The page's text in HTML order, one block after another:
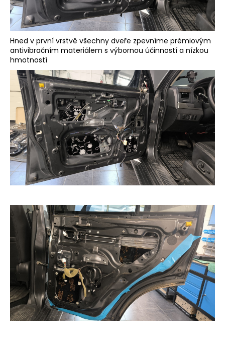
Hned v první vrstvě všechny dveře zpevníme prémiovým
antivibračním materiálem s výbornou účinností a nízkou
hmotností